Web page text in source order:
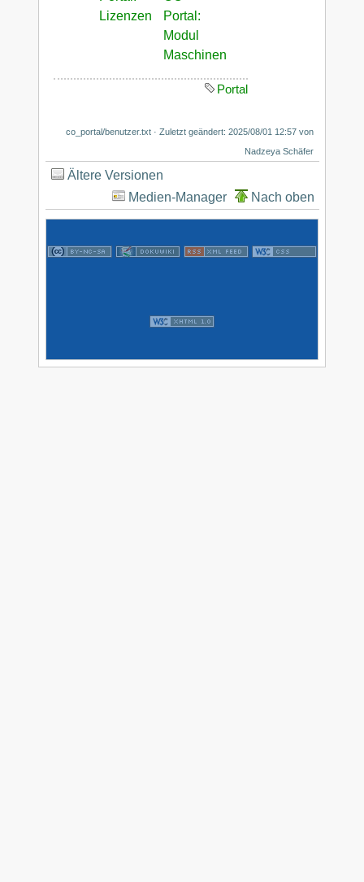
Lizenzen
Portal:
Modul
Maschinen
Portal
co_portal/benutzer.txt · Zuletzt geändert: 2025/08/01 12:57 von
Nadzeya Schäfer
Ältere Versionen
Medien-Manager
Nach oben